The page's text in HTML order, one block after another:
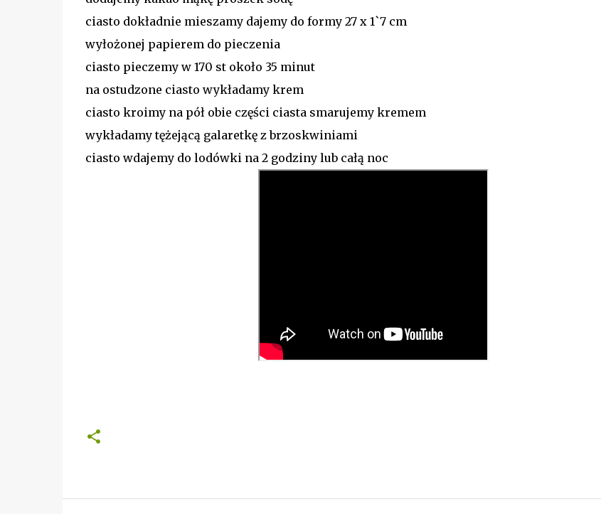
ciasto dokładnie mieszamy dajemy do formy 27 x 1`7 cm
wyłożonej papierem do pieczenia
ciasto pieczemy w 170 st około 35 minut
na ostudzone ciasto wykładamy krem
ciasto kroimy na pół obie części ciasta smarujemy kremem
wykładamy tężejącą galaretkę z brzoskwiniami
ciasto wdajemy do lodówki na 2 godziny lub całą noc